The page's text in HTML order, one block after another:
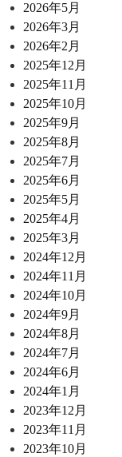
2026年5月
2026年3月
2026年2月
2025年12月
2025年11月
2025年10月
2025年9月
2025年8月
2025年7月
2025年6月
2025年5月
2025年4月
2025年3月
2024年12月
2024年11月
2024年10月
2024年9月
2024年8月
2024年7月
2024年6月
2024年1月
2023年12月
2023年11月
2023年10月